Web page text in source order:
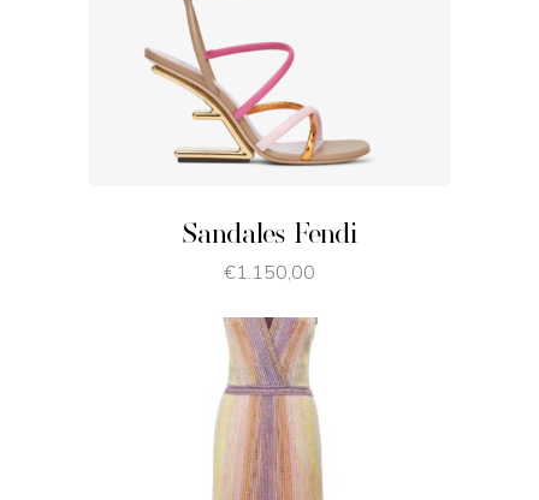
JE SHOPPE
Sandales Fendi
€1.150,00